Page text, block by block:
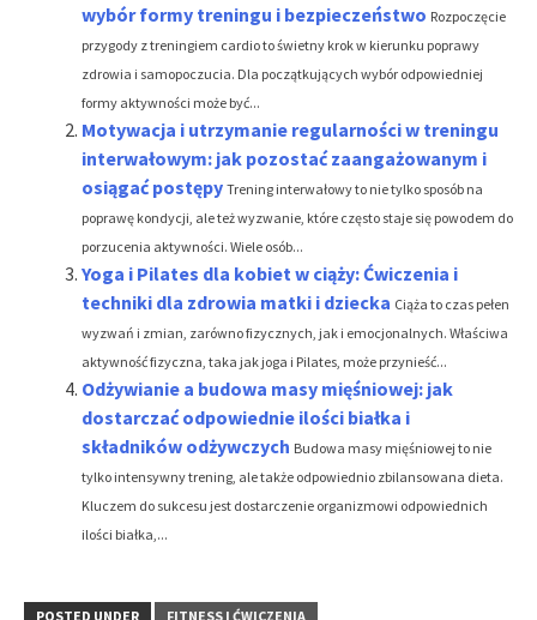
wybór formy treningu i bezpieczeństwo Rozpoczęcie
przygody z treningiem cardio to świetny krok w kierunku poprawy
zdrowia i samopoczucia. Dla początkujących wybór odpowiedniej
formy aktywności może być...
Motywacja i utrzymanie regularności w treningu
interwałowym: jak pozostać zaangażowanym i
osiągać postępy Trening interwałowy to nie tylko sposób na
poprawę kondycji, ale też wyzwanie, które często staje się powodem do
porzucenia aktywności. Wiele osób...
Yoga i Pilates dla kobiet w ciąży: Ćwiczenia i
techniki dla zdrowia matki i dziecka Ciąża to czas pełen
wyzwań i zmian, zarówno fizycznych, jak i emocjonalnych. Właściwa
aktywność fizyczna, taka jak joga i Pilates, może przynieść...
Odżywianie a budowa masy mięśniowej: jak
dostarczać odpowiednie ilości białka i
składników odżywczych Budowa masy mięśniowej to nie
tylko intensywny trening, ale także odpowiednio zbilansowana dieta.
Kluczem do sukcesu jest dostarczenie organizmowi odpowiednich
ilości białka,...
POSTED UNDER FITNESS I ĆWICZENIA